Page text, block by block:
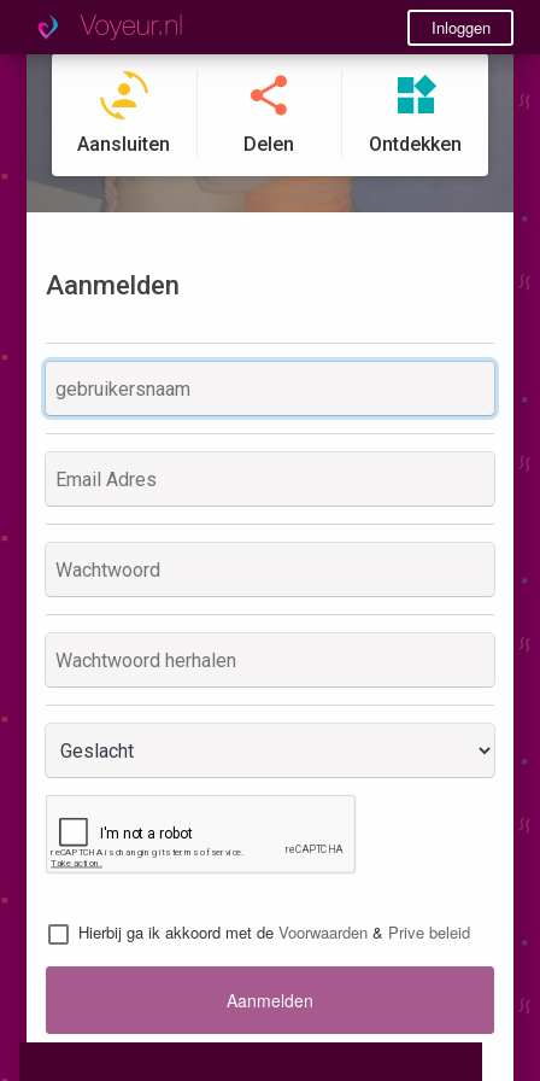
Inloggen
Aansluiten Delen Ontdekken
Aanmelden
Hierbij ga ik akkoord met deVoorwaarden & Prive beleid
Aanmelden